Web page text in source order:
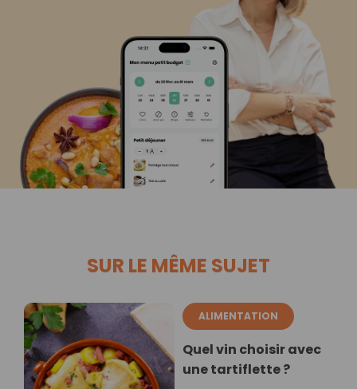
SUR LE MÊME SUJET
ALIMENTATION
Quel vin choisir avec
une tartiflette ?